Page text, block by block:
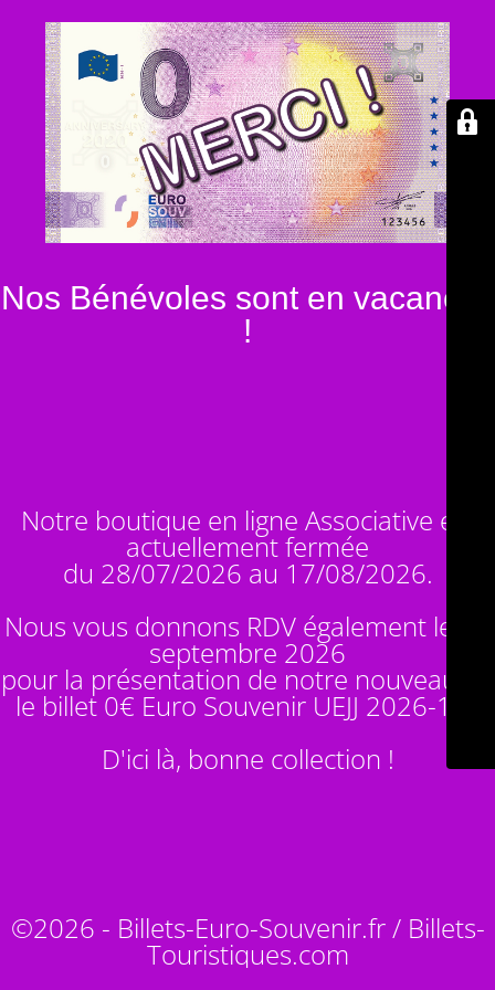
Nos Bénévoles sont en vacances
!
Notre boutique en ligne Associative est
actuellement fermée
du 28/07/2026 au 17/08/2026.
Nous vous donnons RDV également le 14
septembre 2026
pour la présentation de notre nouveauté :
le billet 0€ Euro Souvenir UEJJ 2026-10
D'ici là, bonne collection !
©2026 - Billets-Euro-Souvenir.fr / Billets-
Touristiques.com